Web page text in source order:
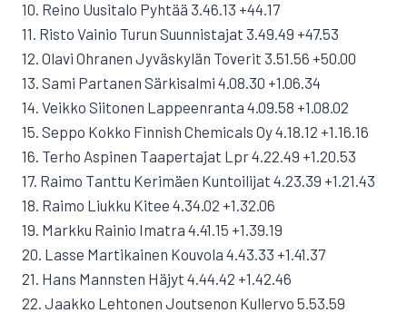
10. Reino Uusitalo Pyhtää 3.46.13 +44.17
11. Risto Vainio Turun Suunnistajat 3.49.49 +47.53
12. Olavi Ohranen Jyväskylän Toverit 3.51.56 +50.00
13. Sami Partanen Särkisalmi 4.08.30 +1.06.34
14. Veikko Siitonen Lappeenranta 4.09.58 +1.08.02
15. Seppo Kokko Finnish Chemicals Oy 4.18.12 +1.16.16
16. Terho Aspinen Taapertajat Lpr 4.22.49 +1.20.53
17. Raimo Tanttu Kerimäen Kuntoilijat 4.23.39 +1.21.43
18. Raimo Liukku Kitee 4.34.02 +1.32.06
19. Markku Rainio Imatra 4.41.15 +1.39.19
20. Lasse Martikainen Kouvola 4.43.33 +1.41.37
21. Hans Mannsten Häjyt 4.44.42 +1.42.46
22. Jaakko Lehtonen Joutsenon Kullervo 5.53.59